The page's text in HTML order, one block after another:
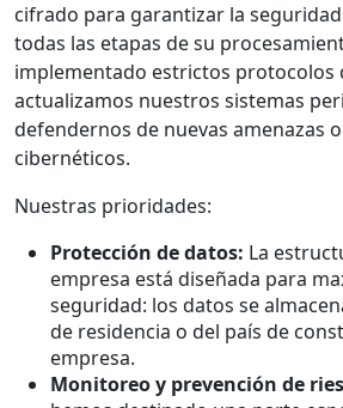
cifrado para garantizar la
todas las etapas de su
implementado estrictos protocolos
actualizamos nuestros sistemas
defendernos de nuevas amenazas
cibernéticos.
Nuestras prioridades:
Protección de datos: La
empresa está diseñada para
seguridad: los datos se
de residencia o del país de
empresa.
Monitoreo y prevención de